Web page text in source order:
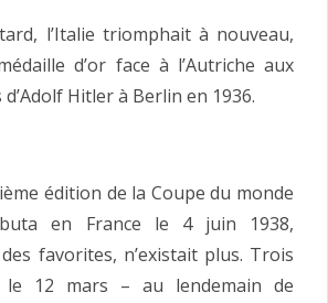
l’Italie triomphait à nouveau,
d’or face à l’Autriche aux
Hitler à Berlin en 1936.
édition de la Coupe du monde
en France le 4 juin 1938,
des favorites, n’existait plus. Trois
12 mars – au lendemain de